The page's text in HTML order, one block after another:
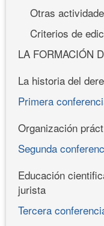
Otras
Criterios de
LA FORMACIÓN
La historia del
Primera
Organización
Segunda
Educación
jurista
Tercera